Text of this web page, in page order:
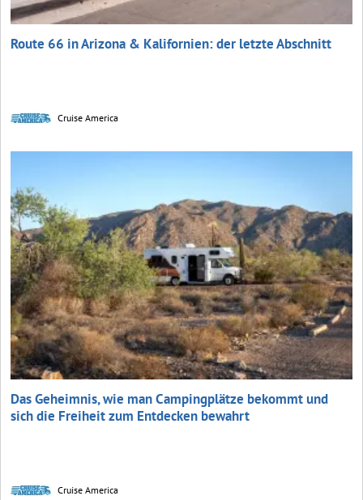
Route 66 in Arizona & Kalifornien: der letzte Abschnitt
Cruise America
Das Geheimnis, wie man Campingplätze bekommt und
sich die Freiheit zum Entdecken bewahrt
Cruise America